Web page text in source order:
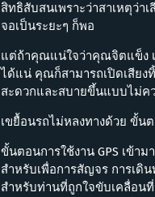
สิทธิสับสนเพราะว่าสาเหตุว่า
จอเป็นระยะๆ ก็พอ
แต่ถ้าคุณแน่ใจว่าคุณจิตแข็ง เ
ได้แน่ คุณก็สามารถเปิดเสียง
สะดวกและสบายขึ้นแบบไม่ค
เขยื้อนรถไม่หลงทางด้วย ขั้นต
ขั้นตอนการใช้งาน GPS เข้า
สำหรับเพื่อการสัญจร การเดิ
สำหรับท่านที่ถูกใจขับเคลื่อนที่